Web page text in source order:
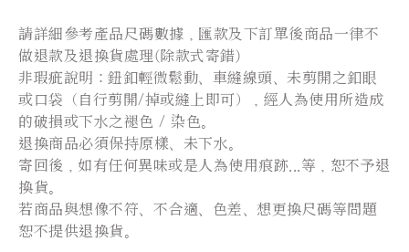
請詳細參考產品尺碼數據，匯款及下訂單後商品一律不
做退款及退換貨處理(除款式寄錯)
非瑕疵說明：鈕釦輕微鬆動、車縫線頭、未剪開之釦眼
或口袋（自行剪開/掉或縫上即可），經人為使用所造成
的破損或下水之褪色 / 染色。
退換商品必須保持原樣、未下水。
寄回後，如有任何異味或是人為使用痕跡...等，恕不予退
換貨。
若商品與想像不符、不合適、色差、想更換尺碼等問題
恕不提供退換貨。